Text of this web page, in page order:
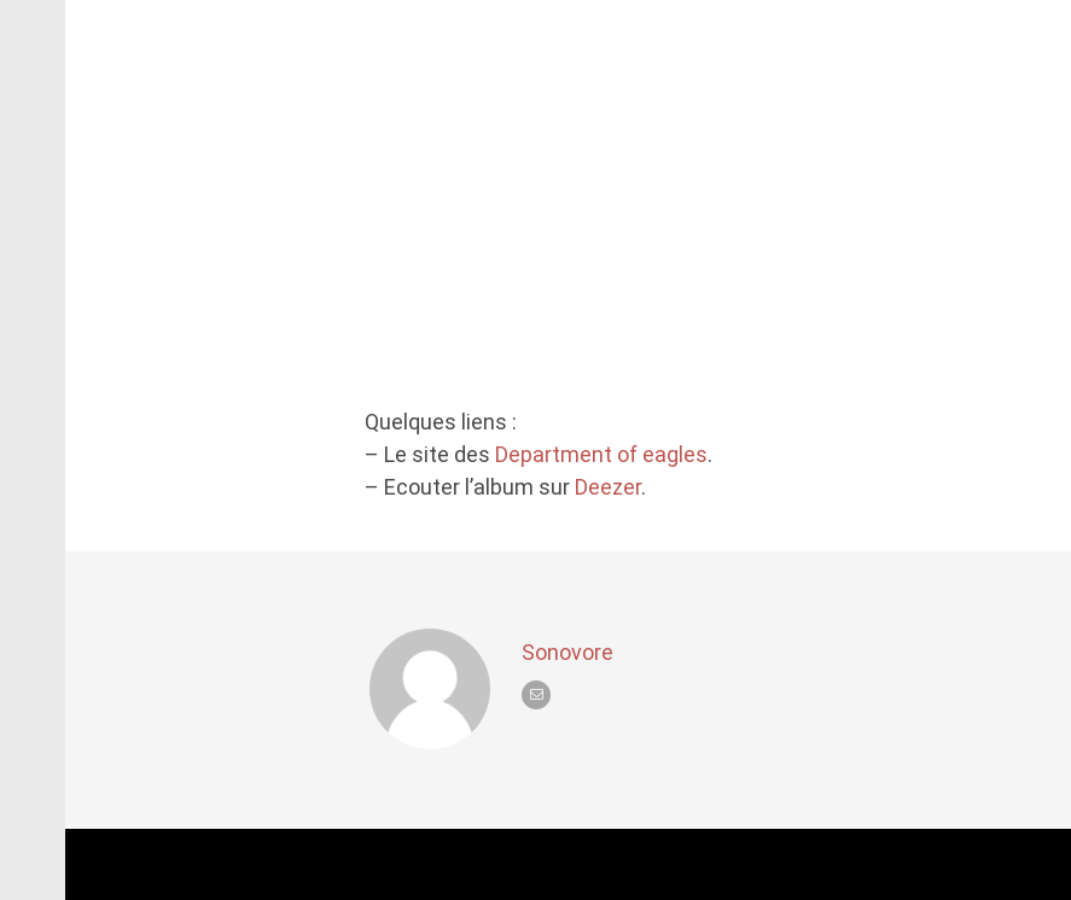
Quelques liens :
– Le site des Department of eagles.
– Ecouter l’album sur Deezer.
Sonovore